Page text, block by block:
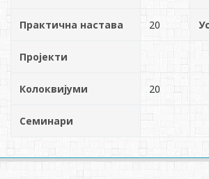
Практична настава 20
Пројекти
Колоквијуми 20
Семинари